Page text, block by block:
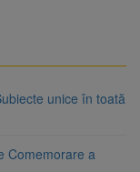
unice în toată
Comemorare a